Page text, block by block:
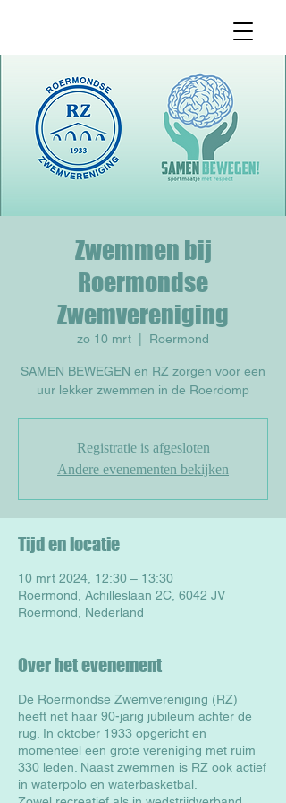
Zwemmen bij
Roermondse
Zwemvereniging
zo 10 mrt Roermond
SAMEN BEWEGEN en RZ zorgen voor een
uur lekker zwemmen in de Roerdomp
Registratie is afgesloten
Andere evenementen bekijken
Tijd en locatie
10 mrt 2024, 12:30 – 13:30
Roermond, Achilleslaan 2C, 6042 JV
Roermond, Nederland
Over het evenement
De Roermondse Zwemvereniging (RZ)
heeft net haar 90-jarig jubileum achter de
rug. In oktober 1933 opgericht en
momenteel een grote vereniging met ruim
330 leden. Naast zwemmen is RZ ook actief
in waterpolo en waterbasketbal.